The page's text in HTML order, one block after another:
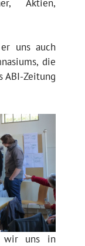
Aktien,
uns auch
die
ABI-Zeitung
wir uns in